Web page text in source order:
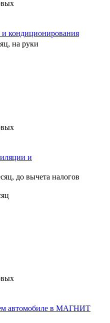
кондиционирования
на руки
и
до вычета налогов
автомобиле в МАГНИТ